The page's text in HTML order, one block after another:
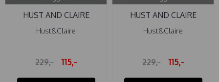
HUST AND CLAIRE
BUKSE GUSTI ...
Hust&Claire
229,- 115,-
HUST AND CLAIRE
BUKSE GUSTI ...
Hust&Claire
229,- 115,-